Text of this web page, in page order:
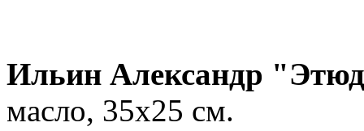
Ильин Александр
масло, 35х25 см.